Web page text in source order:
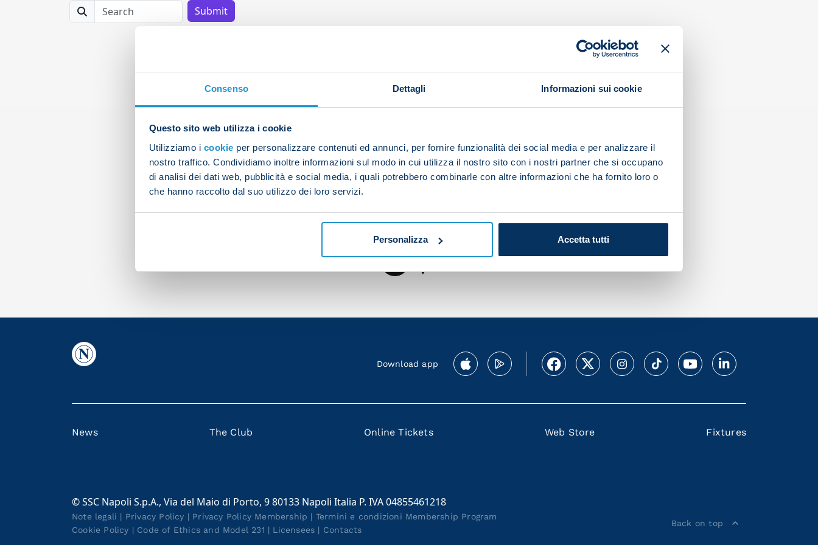
Consenso Dettagli Informazioni sui cookie
Questo sito web utilizza i cookie
Utilizziamo i cookie per personalizzare contenuti ed annunci, per fornire funzionalità dei social media e per analizzare il
nostro traffico. Condividiamo inoltre informazioni sul modo in cui utilizza il nostro sito con i nostri partner che si occupano
di analisi dei dati web, pubblicità e social media, i quali potrebbero combinarle con altre informazioni che ha fornito loro o
che hanno raccolto dal suo utilizzo dei loro servizi.
Personalizza Accetta tutti
Search Submit
Download app
News The Club Online Tickets Web Store Fixtures
© SSC Napoli S.p.A., Via del Maio di Porto, 9 80133 Napoli Italia P. IVA 04855461218
Note legali | Privacy Policy | Privacy Policy Membership | Termini e condizioni Membership Program
Cookie Policy | Code of Ethics and Model 231 | Licensees | Contacts
Back on top